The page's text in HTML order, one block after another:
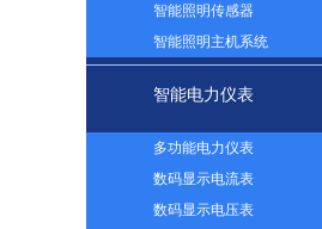
智能照明传感器
智能照明主机系统
智能电力仪表
多功能电力仪表
数码显示电流表
数码显示电压表